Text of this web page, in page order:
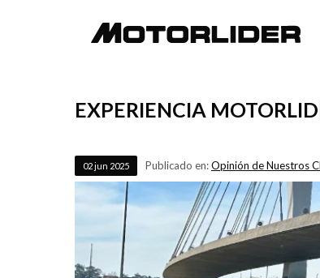
EXPERIENCIA
02jun 2025 Publicado en:Opinión de Nuestros